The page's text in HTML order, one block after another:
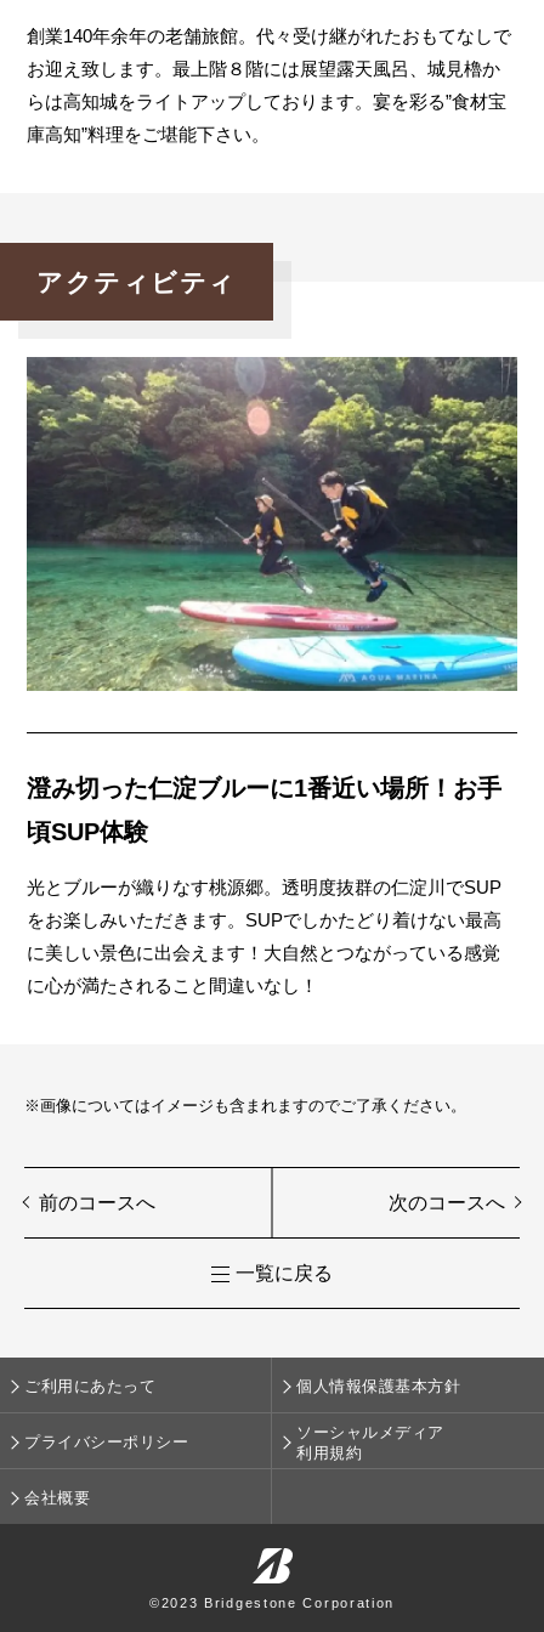
創業140年余年の老舗旅館。代々受け継がれたおもてなしで
お迎え致します。最上階８階には展望露天風呂、城見櫓か
らは高知城をライトアップしております。宴を彩る”食材宝
庫高知”料理をご堪能下さい。
アクティビティ
澄み切った仁淀ブルーに1番近い場所！お手
頃SUP体験
光とブルーが織りなす桃源郷。透明度抜群の仁淀川でSUP
をお楽しみいただきます。SUPでしかたどり着けない最高
に美しい景色に出会えます！大自然とつながっている感覚
に心が満たされること間違いなし！
※画像についてはイメージも含まれますのでご了承ください。
前のコースへ
一覧に戻る
次のコースへ
ご利用にあたって 個人情報保護基本方針
プライバシーポリシー
ソーシャルメディア
利用規約
会社概要
©2023 Bridgestone Corporation